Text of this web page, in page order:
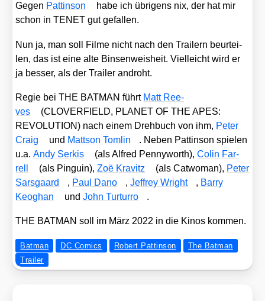
Gegen Patt­in­son
habe ich übri­gens nix, der hat mir
schon in TENET gut gefal­len.
Nun ja, man soll Fil­me nicht nach den Trai­lern beur­tei­
len, das ist eine alte Bin­sen­weis­heit. Viel­leicht wird er
ja bes­ser, als der Trai­ler androht.
Regie bei THE BATMAN führt Matt Ree­
ves
(CLOVERFIELD, PLANET OF THE APES:
REVOLUTION) nach einem Dreh­buch von ihm, Peter
Craig
und Matt­son Tom­lin
. Neben Patt­in­son spie­len
u.a.Andy Ser­kis (als Alfred Pen­ny­worth),Colin Far­
rell
(als Pin­gu­in),Zoë Kra­vitz (als Cat­wo­man), Peter
Sars­gaard
, Paul Dano ,Jef­frey Wright , Bar­ry
Keog­han
undJohn Tur­tur­ro .
THE BATMAN soll im März 2022 in die Kinos kom­men.
Batman DC Comics Robert Pattinson
The Batman
Trailer